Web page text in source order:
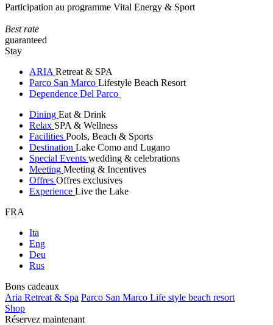
Participation au programme Vital Energy & Sport
Best rate
guaranteed
Stay
ARIA Retreat & SPA
Parco San Marco Lifestyle Beach Resort
Dependence Del Parco
Dining Eat & Drink
Relax SPA & Wellness
Facilities Pools, Beach & Sports
Destination Lake Como and Lugano
Special Events wedding & celebrations
Meeting Meeting & Incentives
Offres Offres exclusives
Experience Live the Lake
FRA
Ita
Eng
Deu
Rus
Bons cadeaux
Aria Retreat & Spa Parco San Marco Life style beach resort
Shop
Réservez maintenant